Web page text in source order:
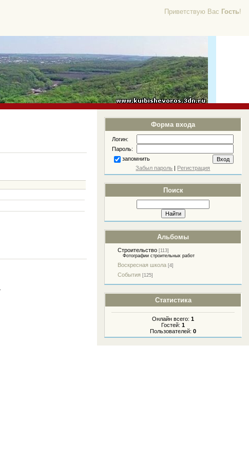
Приветствую Вас Гость!
Форма входа
Логин:
Пароль:
запомнить
Забыл пароль | Регистрация
Поиск
Альбомы
Строительство [113]
Фотографии строительных работ
Воскресная школа [4]
События [125]
Статистика
Онлайн всего:1
Гостей:1
Пользователей:0